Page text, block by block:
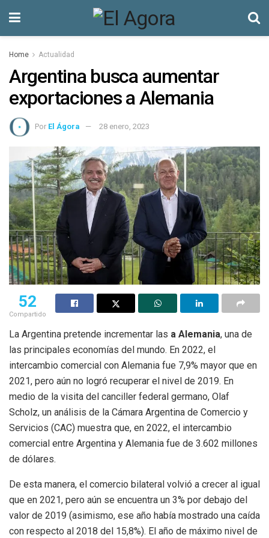
Home Actualidad
Argentina busca aumentar
exportaciones a Alemania
Por El Ágora 28 enero, 2023
52
Compartido
La Argentina pretende incrementar las a Alemania, una de
las principales economías del mundo. En 2022, el
intercambio comercial con Alemania fue 7,9% mayor que en
2021, pero aún no logró recuperar el nivel de 2019. En
medio de la visita del canciller federal germano, Olaf
Scholz, un análisis de la Cámara Argentina de Comercio y
Servicios (CAC) muestra que, en 2022, el intercambio
comercial entre Argentina y Alemania fue de 3.602 millones
de dólares.
De esta manera, el comercio bilateral volvió a crecer al igual
que en 2021, pero aún se encuentra un 3% por debajo del
valor de 2019 (asimismo, ese año había mostrado una caída
con respecto al 2018 del 15,8%). El año de máximo nivel de